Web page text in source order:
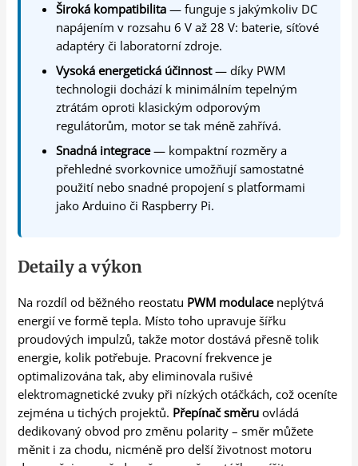
Široká kompatibilita — funguje s jakýmkoliv DC
napájením v rozsahu 6 V až 28 V: baterie, síťové
adaptéry či laboratorní zdroje.
Vysoká energetická účinnost— díky PWM
technologii dochází k minimálním tepelným
ztrátám oproti klasickým odporovým
regulátorům, motor se tak méně zahřívá.
Snadná integrace— kompaktní rozměry a
přehledné svorkovnice umožňují samostatné
použití nebo snadné propojení s platformami
jako Arduino či Raspberry Pi.
Detaily a výkon
Na rozdíl od běžného reostatu PWM modulaceneplýtvá
energií ve formě tepla. Místo toho upravuje šířku
proudových impulzů, takže motor dostává přesně tolik
energie, kolik potřebuje. Pracovní frekvence je
optimalizována tak, aby eliminovala rušivé
elektromagnetické zvuky při nízkých otáčkách, což oceníte
zejména u tichých projektů. Přepínač směru ovládá
dedikovaný obvod pro změnu polarity – směr můžete
měnit i za chodu, nicméně pro delší životnost motoru